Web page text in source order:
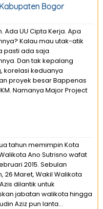
Bogor
Ada UU Cipta Kerja. Apa
Kalau mau utak-atik
pasti ada saja
Dan tak kepalang
korelasi keduanya
proyek besar Bappenas
Namanya Major Project
tahun memimpin Kota
Ano Sutrisno wafat
2015. Sebulan
26 Maret, Wakil Walikota
dilantik untuk
jabatan walikota hingga
Aziz pun lanta...